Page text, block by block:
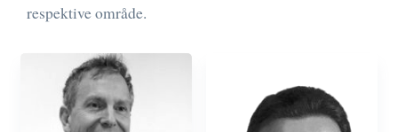
respektive område.
Strategi- och
affärsutveckling
Inköp och supply chain
på global nivå